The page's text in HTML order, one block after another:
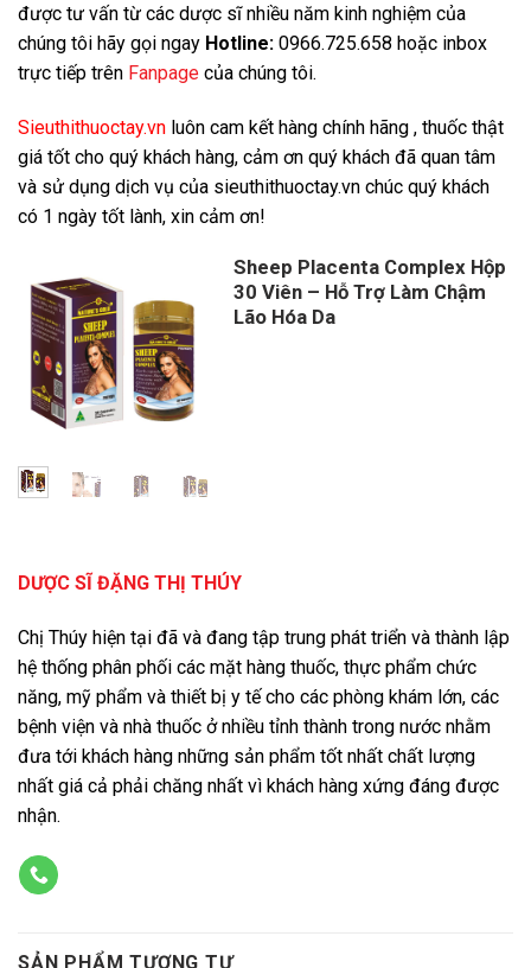
được tư vấn từ các dược sĩ nhiều năm kinh nghiệm của
chúng tôi hãy gọi ngay Hotline: 0966.725.658 hoặc inbox
trực tiếp trên Fanpage của chúng tôi.
Sieuthithuoctay.vn luôn cam kết hàng chính hãng , thuốc thật
giá tốt cho quý khách hàng, cảm ơn quý khách đã quan tâm
và sử dụng dịch vụ của sieuthithuoctay.vn chúc quý khách
có 1 ngày tốt lành, xin cảm ơn!
Sheep Placenta Complex Hộp
30 Viên – Hỗ Trợ Làm Chậm
Lão Hóa Da
DƯỢC SĨ ĐẶNG THỊ THÚY
Chị Thúy hiện tại đã và đang tập trung phát triển và thành lập
hệ thống phân phối các mặt hàng thuốc, thực phẩm chức
năng, mỹ phẩm và thiết bị y tế cho các phòng khám lớn, các
bệnh viện và nhà thuốc ở nhiều tỉnh thành trong nước nhằm
đưa tới khách hàng những sản phẩm tốt nhất chất lượng
nhất giá cả phải chăng nhất vì khách hàng xứng đáng được
nhận.
SẢN PHẨM TƯƠNG TỰ